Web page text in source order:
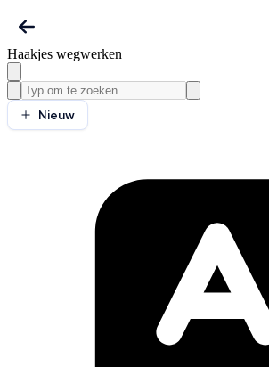
Haakjes wegwerken
Nieuw